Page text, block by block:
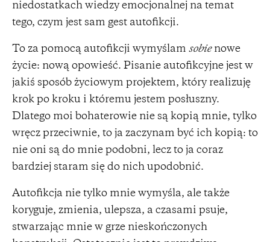
niedostatkach wiedzy emocjonalnej na temat
tego, czym jest sam gest autofikcji.
To za pomocą autofikcji wymyślam sobienowe
życie: nową opowieść. Pisanie autofikcyjne jest w
jakiś sposób życiowym projektem, który realizuję
krok po kroku i któremu jestem posłuszny.
Dlatego moi bohaterowie nie są kopią mnie, tylko
wręcz przeciwnie, to ja zaczynam być ich kopią: to
nie oni są do mnie podobni, lecz to ja coraz
bardziej staram się do nich upodobnić.
Autofikcja nie tylko mnie wymyśla, ale także
koryguje, zmienia, ulepsza, a czasami psuje,
stwarzając mnie w grze nieskończonych